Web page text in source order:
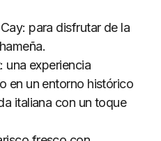
para disfrutar de la
una experiencia
en un entorno histórico
italiana con un toque